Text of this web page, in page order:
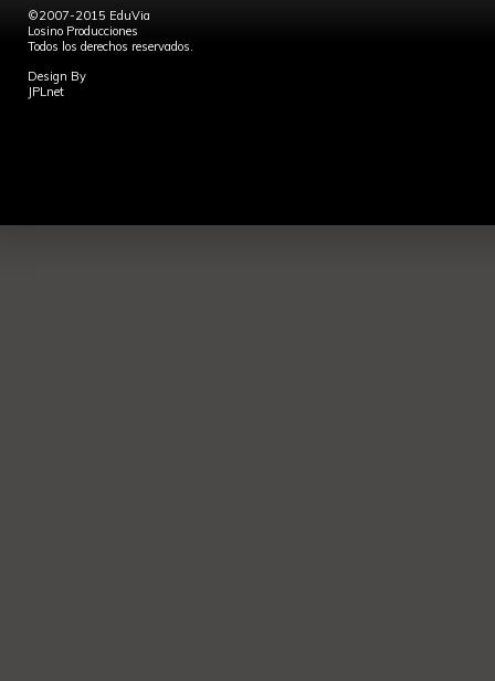
©2007-2015 EduVia
Losino Producciones
Todos los derechos reservados.
Design By
JPLnet